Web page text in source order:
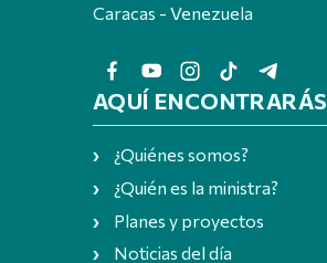
Caracas - Venezuela
AQUÍ ENCONTRARÁS
¿Quiénes somos?
¿Quién es la ministra?
Planes y proyectos
Noticias del día